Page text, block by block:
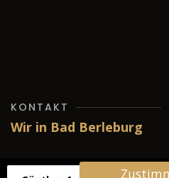
KONTAKT
Wir in Bad Berleburg